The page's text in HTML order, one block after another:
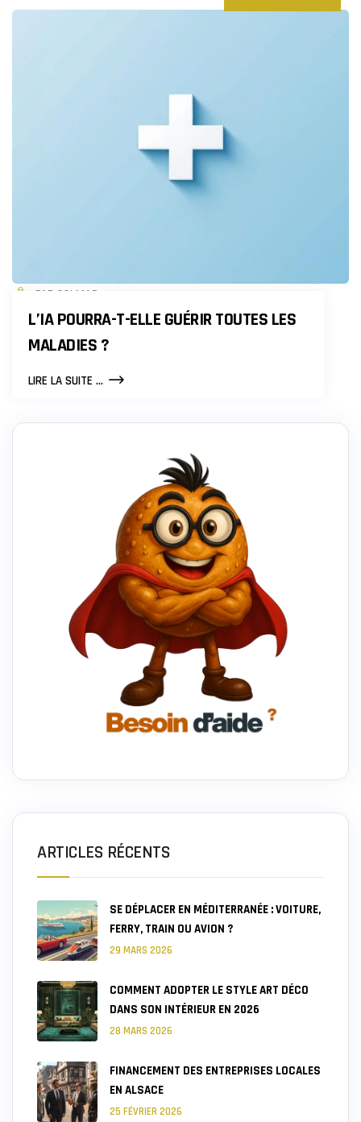
PAR COLMAR
L’IA POURRA-T-ELLE GUÉRIR TOUTES LES
MALADIES ?
LIRE LA SUITE ...L’IA
ELLE
MALADIES
ARTICLES RÉCENTS
SE DÉPLACER EN MÉDITERRANÉE : VOITURE,
FERRY, TRAIN OU AVION ?
29 MARS 2026
COMMENT ADOPTER LE STYLE ART DÉCO
DANS SON INTÉRIEUR EN 2026
28 MARS 2026
FINANCEMENT DES ENTREPRISES LOCALES
EN ALSACE
25 FÉVRIER 2026